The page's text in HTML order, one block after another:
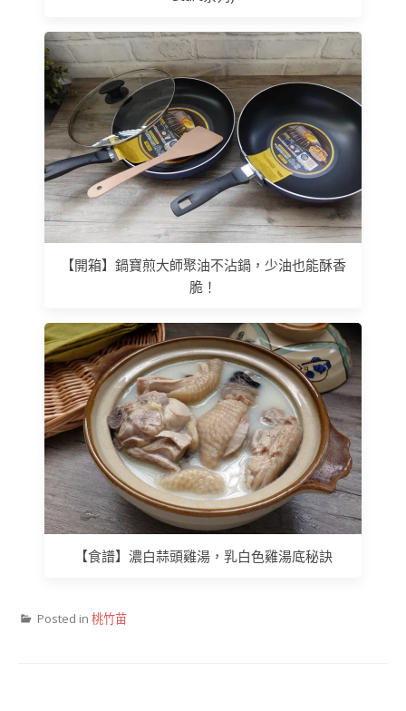
【開箱】鍋寶煎大師聚油不沾鍋，少油也能酥香
脆！
【食譜】濃白蒜頭雞湯，乳白色雞湯底秘訣
Posted in 桃竹苗